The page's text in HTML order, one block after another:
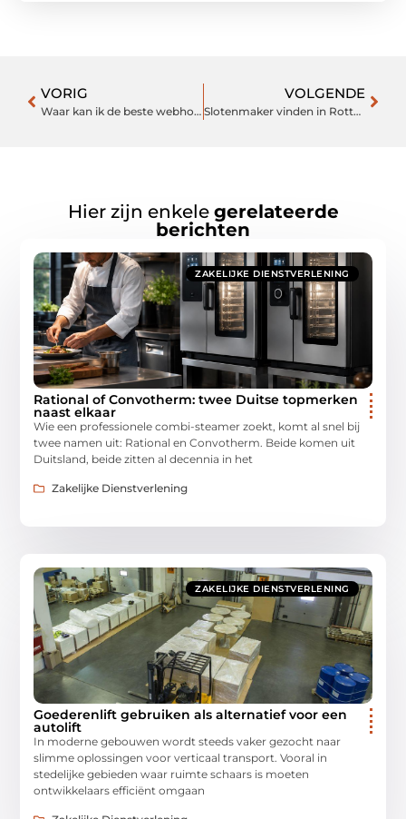
VORIG
Waar kan ik de beste webhosting vinden?
VOLGENDE
Slotenmaker vinden in Rotterdam
Hier zijn enkele gerelateerde
berichten
ZAKELIJKE DIENSTVERLENING
Rational of Convotherm: twee Duitse topmerken
naast elkaar
Wie een professionele combi-steamer zoekt, komt al snel bij
twee namen uit: Rational en Convotherm. Beide komen uit
Duitsland, beide zitten al decennia in het
Zakelijke Dienstverlening
ZAKELIJKE DIENSTVERLENING
Goederenlift gebruiken als alternatief voor een
autolift
In moderne gebouwen wordt steeds vaker gezocht naar
slimme oplossingen voor verticaal transport. Vooral in
stedelijke gebieden waar ruimte schaars is moeten
ontwikkelaars efficiënt omgaan